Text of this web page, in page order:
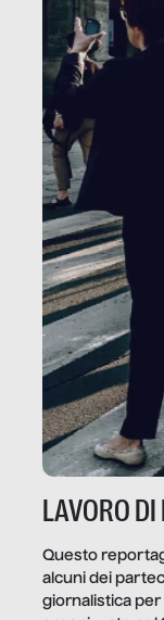
LAVORO
Questo
alcuni dei
giornalistica per